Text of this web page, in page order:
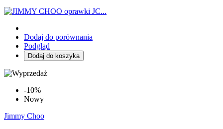
Dodaj do porównania
Podgląd
Dodaj do koszyka
-10%
Nowy
Jimmy Choo